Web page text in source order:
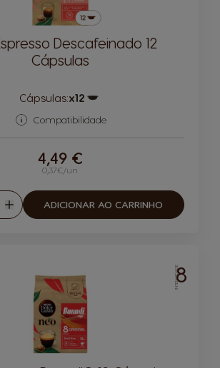
Descafeinado 12
Cápsulas
Cápsulas:x12
Compatibilidade
0,37€/un
4,49 €
Aumentar
ADICIONAR AO CARRINHO
INTENSIDADE8